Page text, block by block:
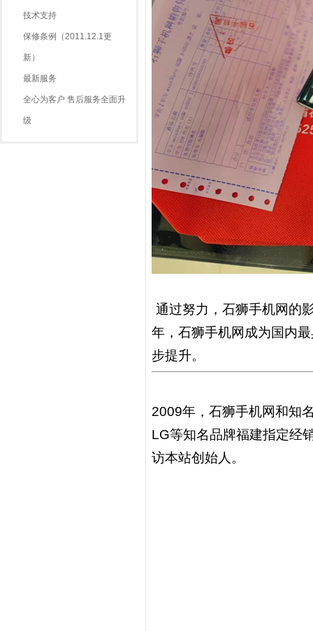
技术支持
保修条例（2011.12.1更
新）
最新服务
全心为客户 售后服务全面升
级
通过努力，石狮手机网的
年，石狮手机网成为国内
步提升。
2009年，石狮手机网和知
LG等知名品牌福建指定经
访本站创始人。